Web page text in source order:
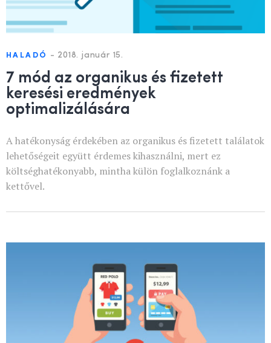
HALADÓ - 2018. január 15.
7 mód az organikus és fizetett
keresési eredmények
optimalizálására
A hatékonyság érdekében az organikus és fizetett találatok
lehetőségeit együtt érdemes kihasználni, mert ez
költséghatékonyabb, mintha külön foglalkoznánk a
kettővel.